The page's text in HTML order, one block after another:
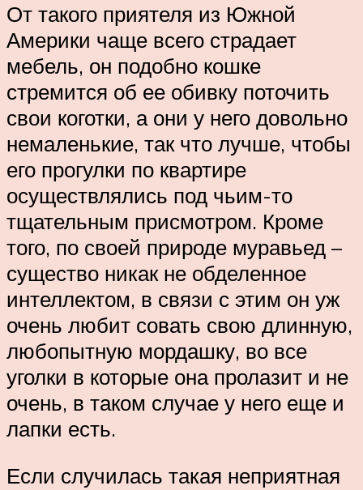
От такого приятеля из Южной
Америки чаще всего страдает
мебель, он подобно кошке
стремится об ее обивку поточить
свои коготки, а они у него довольно
немаленькие, так что лучше, чтобы
его прогулки по квартире
осуществлялись под чьим-то
тщательным присмотром. Кроме
того, по своей природе муравьед –
существо никак не обделенное
интеллектом, в связи с этим он уж
очень любит совать свою длинную,
любопытную мордашку, во все
уголки в которые она пролазит и не
очень, в таком случае у него еще и
лапки есть.
Если случилась такая неприятная